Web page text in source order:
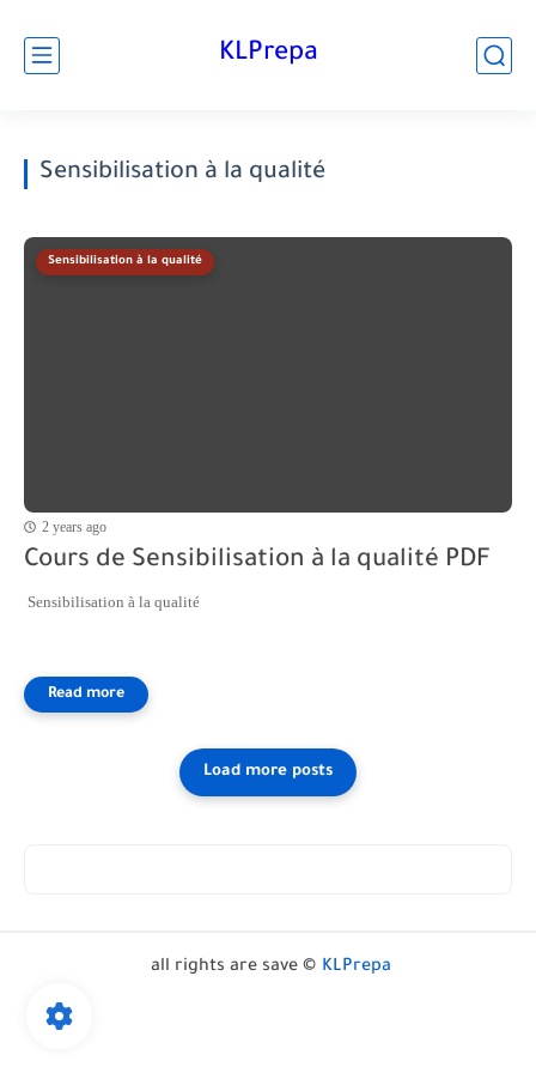
KLPrepa
Sensibilisation à la qualité
Sensibilisation à la qualité
2 years ago
Cours de Sensibilisation à la qualité PDF
Sensibilisation à la qualité
all rights are save © KLPrepa